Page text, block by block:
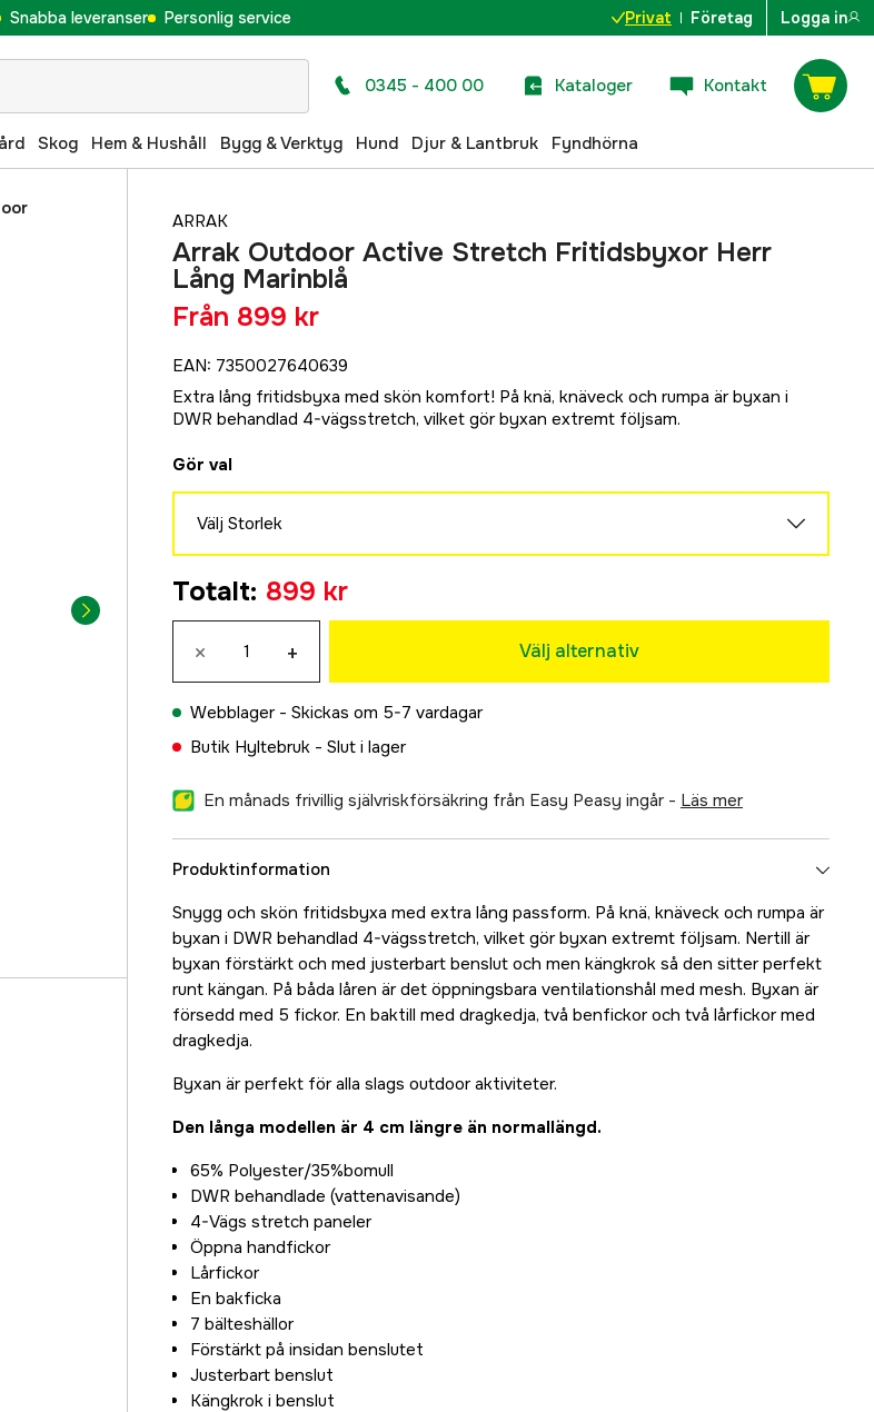
Snabba leveranser Personlig service Privat Företag Logga in
0345 - 400 00 Kataloger Kontakt
Skog Hem & Hushåll Bygg & Verktyg Hund Djur & Lantbruk Fyndhörna
ARRAK
Arrak Outdoor Active Stretch Fritidsbyxor Herr
Lång Marinblå
Från 899 kr
EAN: 7350027640639
Extra lång fritidsbyxa med skön komfort! På knä, knäveck och rumpa är byxan i
DWR behandlad 4-vägsstretch, vilket gör byxan extremt följsam.
Gör val
Välj Storlek
899 kr
899 kr
899 kr
52L
899 kr
899 kr
58L
899 kr
60L
899 kr
Totalt: 899 kr
× + Välj alternativ
Webblager - Skickas om 5-7 vardagar
Butik Hyltebruk - Slut i lager
En månads frivillig självriskförsäkring från Easy Peasy ingår - läs mer
Produktinformation
Snygg och skön fritidsbyxa med extra lång passform. På knä, knäveck och rumpa är
byxan i DWR behandlad 4-vägsstretch, vilket gör byxan extremt följsam. Nertill är
byxan förstärkt och med justerbart benslut och men kängkrok så den sitter perfekt
runt kängan. På båda låren är det öppningsbara ventilationshål med mesh. Byxan är
försedd med 5 fickor. En baktill med dragkedja, två benfickor och två lårfickor med
dragkedja.
Byxan är perfekt för alla slags outdoor aktiviteter.
Den långa modellen är 4 cm längre än normallängd.
65% Polyester/35%bomull
DWR behandlade (vattenavisande)
4-Vägs stretch paneler
Öppna handfickor
Lårfickor
En bakficka
7 bälteshällor
Förstärkt på insidan benslutet
Justerbart benslut
Kängkrok i benslut